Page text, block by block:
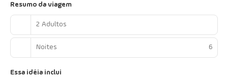
Resumo da viagem
2 Adultos
Noites 6
Essa idéia inclui